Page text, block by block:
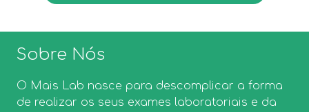
Sobre Nós
O Mais Lab nasce para descomplicar a forma
de realizar os seus exames laboratoriais e da